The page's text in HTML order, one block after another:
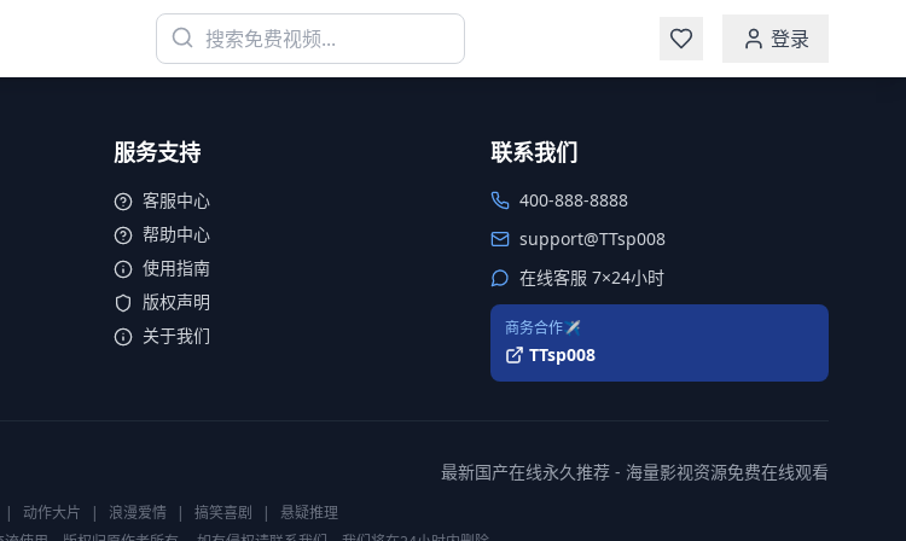
登录
服务支持
客服中心
帮助中心
使用指南
版权声明
关于我们
联系我们
400-888-8888
support@TTsp008
在线客服 7×24小时
商务合作✈️
TTsp008
最新国产在线永久推荐 - 海量影视资源免费在线观看
| 动作大片 | 浪漫爱情 | 搞笑喜剧 |
悬疑推理